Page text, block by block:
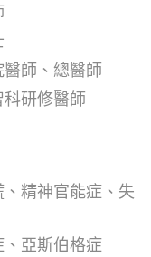
師、總醫師
研修醫師
精神官能症、失
亞斯伯格症